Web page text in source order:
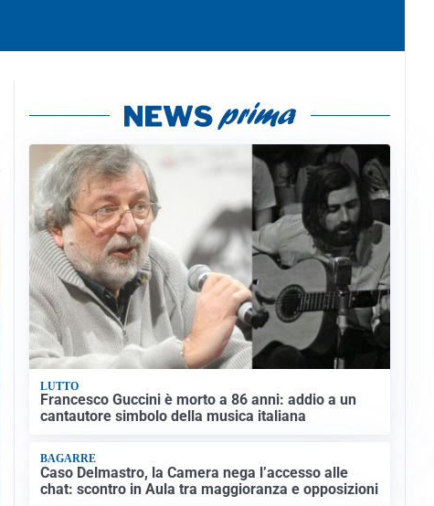
LUTTO
Francesco Guccini è morto a 86 anni: addio a un
cantautore simbolo della musica italiana
BAGARRE
Caso Delmastro, la Camera nega l’accesso alle
chat: scontro in Aula tra maggioranza e opposizioni